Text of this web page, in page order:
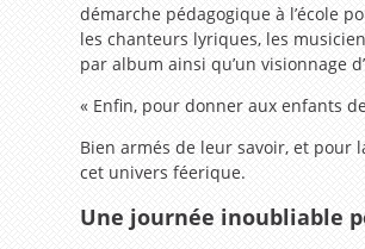
démarche pédagogique à l’école
les chanteurs lyriques, les
par album ainsi qu’un visionnage
« Enfin, pour donner aux enfants
Bien armés de leur savoir, et pour
cet univers féerique.
Une journée inoubliable